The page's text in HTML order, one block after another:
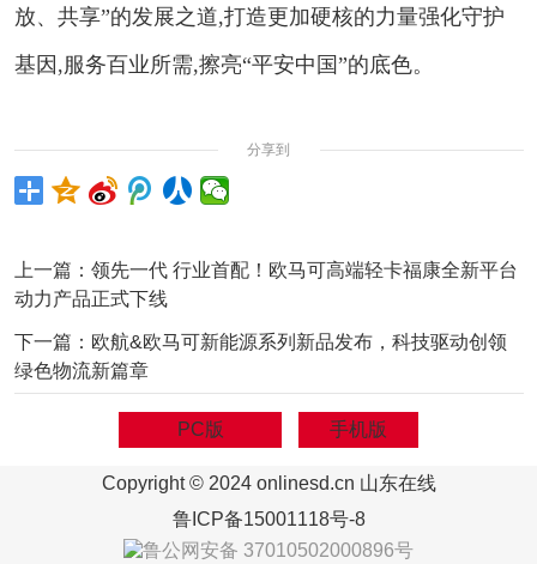
放、共享”的发展之道,打造更加硬核的力量强化守护
基因,服务百业所需,擦亮“平安中国”的底色。
分享到
上一篇： 领先一代 行业首配！欧马可高端轻卡福康全新平台
动力产品正式下线
下一篇： 欧航&欧马可新能源系列新品发布，科技驱动创领
绿色物流新篇章
PC版 手机版
Copyright © 2024 onlinesd.cn 山东在线
鲁ICP备15001118号-8
鲁公网安备 37010502000896号